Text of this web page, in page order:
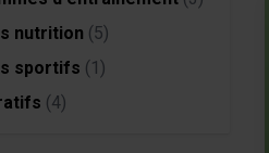
de poids
& Energie
nutrition (5)
sportifs (1)
(4)